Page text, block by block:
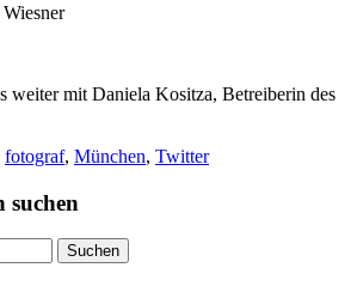
weiter mit Daniela Kositza, Betreiberin des
fotograf, München, Twitter
suchen